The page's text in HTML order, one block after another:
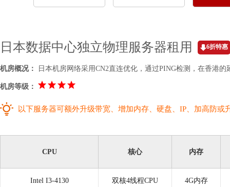
日本数据中心独立物理服务器租用 6折特惠
机房概况： 日本机房网络采用CN2直连优化，通过PING检测，在香港的
机房等级：
以下服务器可额外升级带宽、增加内存、硬盘、IP、加高防或
CPU 核心 内存
Intel I3-4130 双核4线程CPU 4G内存